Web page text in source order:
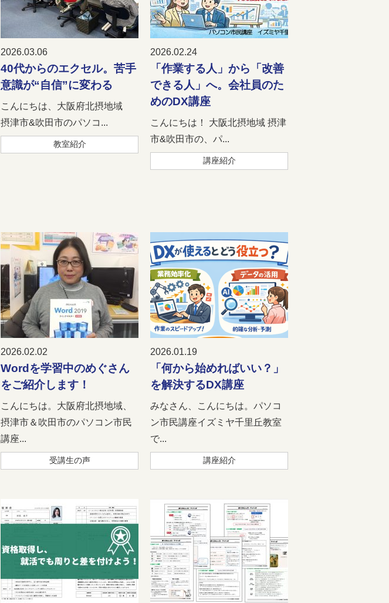
2026.03.06
40代からのエクセル。苦手
意識が“自信”に変わる
こんにちは、大阪府北摂地域
摂津市&吹田市のパソコ...
教室紹介
2026.02.24
「作業する人」から「改善
できる人」へ。会社員のた
めのDX講座
こんにちは！ 大阪北摂地域 摂津
市&吹田市の、パ...
講座紹介
2026.02.02
Wordを学習中のめぐさん
をご紹介します！
こんにちは。大阪府北摂地域、
摂津市＆吹田市のパソコン市民
講座...
受講生の声
2026.01.19
「何から始めればいい？」
を解決するDX講座
みなさん、こんにちは。パソコ
ン市民講座イズミヤ千里丘教室
で...
講座紹介